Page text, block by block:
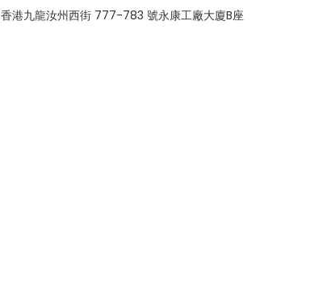
香港九龍汝州西街 777-783 號永康工廠大廈B座